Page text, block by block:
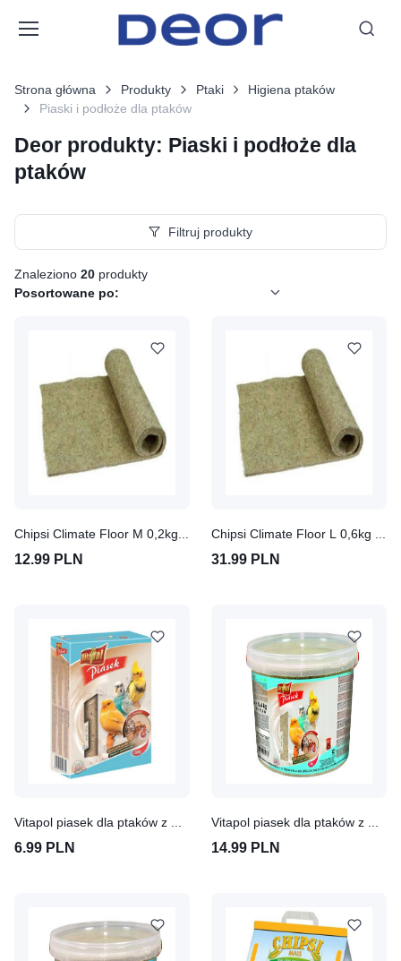
Strona główna Produkty Ptaki
Higiena ptaków
Piaski i podłoże dla ptaków
Deor produkty: Piaski i podłoże dla
ptaków
Filtruj produkty
Znaleziono 20 produkty
Posortowane po:
12.99 PLN 31.99 PLN
Vitapol piasek dla ptaków z muszlami 1,5kg
6.99 PLN
Vitapol piasek dla ptaków z muszlami 3L
14.99 PLN